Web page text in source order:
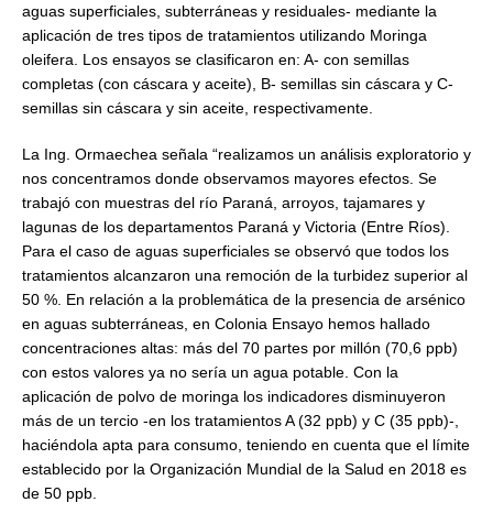
aguas superficiales, subterráneas y residuales- mediante la
aplicación de tres tipos de tratamientos utilizando Moringa
oleifera. Los ensayos se clasificaron en: A- con semillas
completas (con cáscara y aceite), B- semillas sin cáscara y C-
semillas sin cáscara y sin aceite, respectivamente.
La Ing. Ormaechea señala “realizamos un análisis exploratorio y
nos concentramos donde observamos mayores efectos. Se
trabajó con muestras del río Paraná, arroyos, tajamares y
lagunas de los departamentos Paraná y Victoria (Entre Ríos).
Para el caso de aguas superficiales se observó que todos los
tratamientos alcanzaron una remoción de la turbidez superior al
50 %. En relación a la problemática de la presencia de arsénico
en aguas subterráneas, en Colonia Ensayo hemos hallado
concentraciones altas: más del 70 partes por millón (70,6 ppb)
con estos valores ya no sería un agua potable. Con la
aplicación de polvo de moringa los indicadores disminuyeron
más de un tercio -en los tratamientos A (32 ppb) y C (35 ppb)-,
haciéndola apta para consumo, teniendo en cuenta que el límite
establecido por la Organización Mundial de la Salud en 2018 es
de 50 ppb.